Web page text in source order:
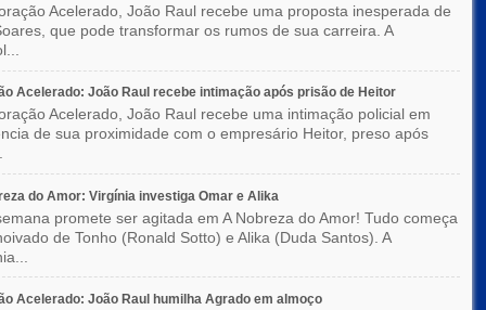
Acelerado, João Raul recebe uma proposta inesperada de
que pode transformar os rumos de sua carreira. A
Acelerado: João Raul recebe intimação após prisão de Heitor
Acelerado, João Raul recebe uma intimação policial em
de sua proximidade com o empresário Heitor, preso após
do Amor: Virgínia investiga Omar e Alika
promete ser agitada em A Nobreza do Amor! Tudo começa
de Tonho (Ronald Sotto) e Alika (Duda Santos). A
Acelerado: João Raul humilha Agrado em almoço